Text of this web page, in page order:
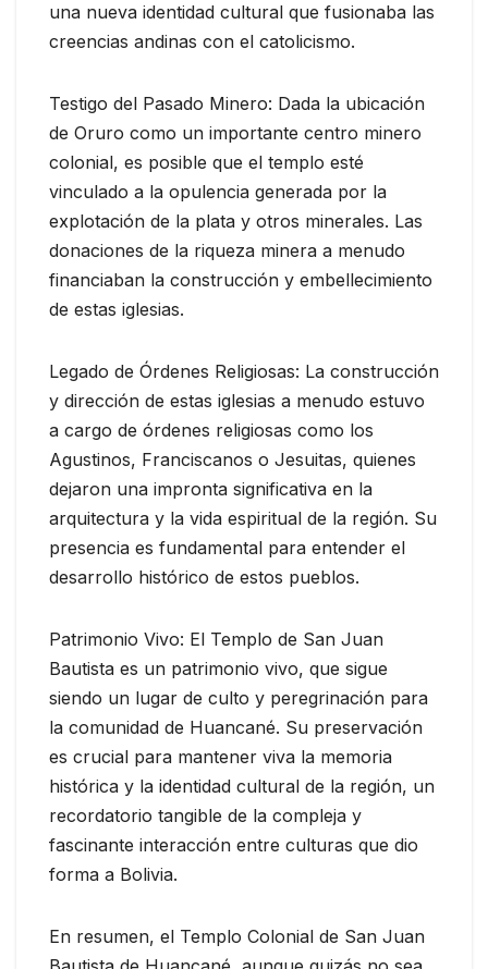
una nueva identidad cultural que fusionaba las
creencias andinas con el catolicismo.
Testigo del Pasado Minero: Dada la ubicación
de Oruro como un importante centro minero
colonial, es posible que el templo esté
vinculado a la opulencia generada por la
explotación de la plata y otros minerales. Las
donaciones de la riqueza minera a menudo
financiaban la construcción y embellecimiento
de estas iglesias.
Legado de Órdenes Religiosas: La construcción
y dirección de estas iglesias a menudo estuvo
a cargo de órdenes religiosas como los
Agustinos, Franciscanos o Jesuitas, quienes
dejaron una impronta significativa en la
arquitectura y la vida espiritual de la región. Su
presencia es fundamental para entender el
desarrollo histórico de estos pueblos.
Patrimonio Vivo: El Templo de San Juan
Bautista es un patrimonio vivo, que sigue
siendo un lugar de culto y peregrinación para
la comunidad de Huancané. Su preservación
es crucial para mantener viva la memoria
histórica y la identidad cultural de la región, un
recordatorio tangible de la compleja y
fascinante interacción entre culturas que dio
forma a Bolivia.
En resumen, el Templo Colonial de San Juan